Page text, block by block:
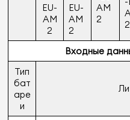
EU-
AM
2
EU-
AM
2
AM
2
2
Входные
Тип
бат
аре
и